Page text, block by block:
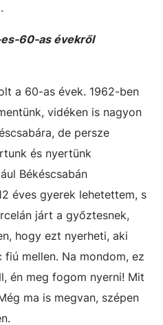
60-as évekről
a 60-as évek. 1962-ben
vidéken is nagyon
de persze
és nyertünk
Békéscsabán
éves gyerek lehetettem, s
járt a győztesnek,
hogy ezt nyerheti, aki
mellen. Na mondom, ez
én meg fogom nyerni! Mit
ma is megvan, szépen